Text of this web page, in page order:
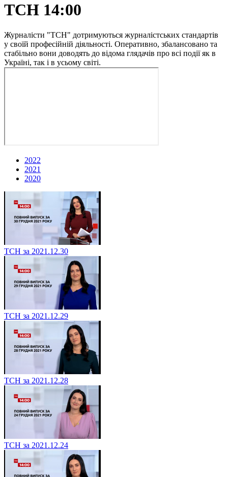
ТСН 14:00
Журналісти "ТСН" дотримуються журналістських стандартів
у своїй професійній діяльності. Оперативно, збалансовано та
стабільно вони доводять до відома глядачів про всі події як в
Україні, так і в усьому світі.
2022
2021
2020
ТСН за 2021.12.30
ТСН за 2021.12.29
ТСН за 2021.12.28
ТСН за 2021.12.24